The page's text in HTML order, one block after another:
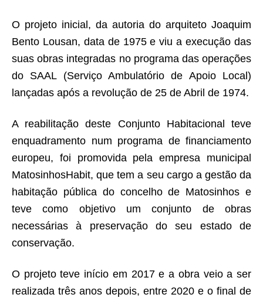
O projeto inicial, da autoria do arquiteto Joaquim
Bento Lousan, data de 1975 e viu a execução das
suas obras integradas no programa das operações
do SAAL (Serviço Ambulatório de Apoio Local)
lançadas após a revolução de 25 de Abril de 1974.
A reabilitação deste Conjunto Habitacional teve
enquadramento num programa de financiamento
europeu, foi promovida pela empresa municipal
MatosinhosHabit, que tem a seu cargo a gestão da
habitação pública do concelho de Matosinhos e
teve como objetivo um conjunto de obras
necessárias à preservação do seu estado de
conservação.
O projeto teve início em 2017 e a obra veio a ser
realizada três anos depois, entre 2020 e o final de